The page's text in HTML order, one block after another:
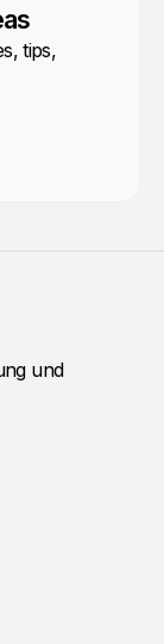
tips,
und